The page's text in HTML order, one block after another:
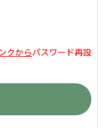
クからパスワード再設